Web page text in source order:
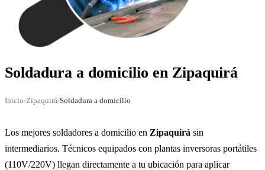
Soldadura a domicilio en Zipaquirá
Inicio/Zipaquirá/Soldadura a domicilio
Los mejores soldadores a domicilio en Zipaquirá sin
intermediarios. Técnicos equipados con plantas inversoras portátiles
(110V/220V) llegan directamente a tu ubicación para aplicar